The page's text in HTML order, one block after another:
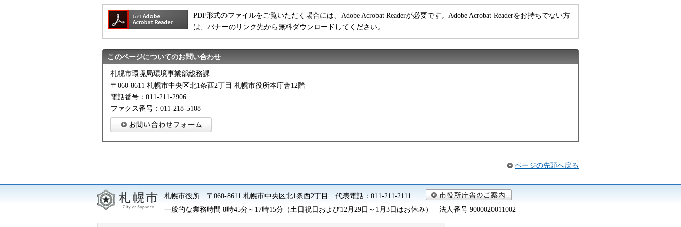
PDF形式のファイルをご覧いただく場合には、Adobe Acrobat Readerが必要です。Adobe Acrobat Readerをお持ちでない方
は、バナーのリンク先から無料ダウンロードしてください。
このページについてのお問い合わせ
札幌市環境局環境事業部総務課
〒060-8611 札幌市中央区北1条西2丁目 札幌市役所本庁舎12階
電話番号：011-211-2906
ファクス番号：011-218-5108
ページの先頭へ戻る
札幌市役所 〒060-8611 札幌市中央区北1条西2丁目 代表電話：011-211-2111
一般的な業務時間 8時45分～17時15分（土日祝日および12月29日～1月3日はお休み） 法人番号 9000020011002